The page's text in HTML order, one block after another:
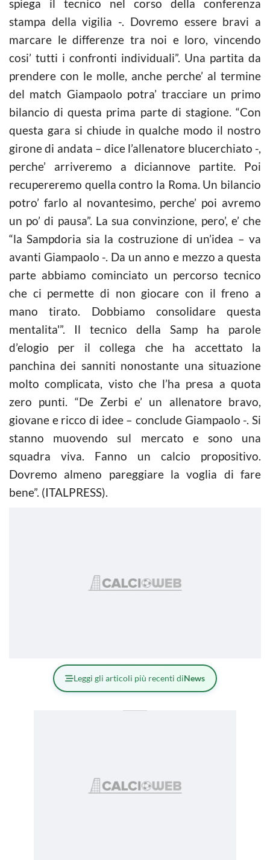
spiega il tecnico nel corso della conferenza
stampa della vigilia -. Dovremo essere bravi a
marcare le differenze tra noi e loro, vincendo
cosi’ tutti i confronti individuali”. Una partita da
prendere con le molle, anche perche’ al termine
del match Giampaolo potra’ tracciare un primo
bilancio di questa prima parte di stagione. “Con
questa gara si chiude in qualche modo il nostro
girone di andata – dice l’allenatore blucerchiato -,
perche’ arriveremo a diciannove partite. Poi
recupereremo quella contro la Roma. Un bilancio
potro’ farlo al novantesimo, perche’ poi avremo
un po’ di pausa”. La sua convinzione, pero’, e’ che
“la Sampdoria sia la costruzione di un’idea – va
avanti Giampaolo -. Da un anno e mezzo a questa
parte abbiamo cominciato un percorso tecnico
che ci permette di non giocare con il freno a
mano tirato. Dobbiamo consolidare questa
mentalita'”. Il tecnico della Samp ha parole
d’elogio per il collega che ha accettato la
panchina dei sanniti nonostante una situazione
molto complicata, visto che l’ha presa a quota
zero punti. “De Zerbi e’ un allenatore bravo,
giovane e ricco di idee – conclude Giampaolo -. Si
stanno muovendo sul mercato e sono una
squadra viva. Fanno un calcio propositivo.
Dovremo almeno pareggiare la voglia di fare
bene”. (ITALPRESS).
Leggi gli articoli più recenti diNews